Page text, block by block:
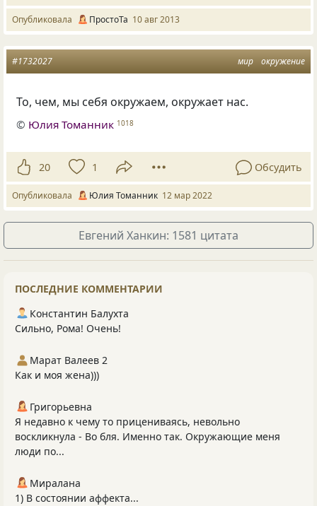
Опубликовала ПростоТа 10 авг 2013
мир окружение
#1732027
То, чем, мы себя окружаем, окружает нас.
© Юлия Томанник 1018
20 1 Обсудить
Опубликовала Юлия Томанник 12 мар 2022
Евгений Ханкин: 1581 цитата
ПОСЛЕДНИЕ КОММЕНТАРИИ
Константин Балухта
Сильно, Рома! Очень!
Марат Валеев 2
Как и моя жена)))
Григорьевна
Я недавно к чему то прицениваясь, невольно
воскликнула - Во бля. Именно так. Окружающие меня
люди по...
Миралана
1) В состоянии аффекта...